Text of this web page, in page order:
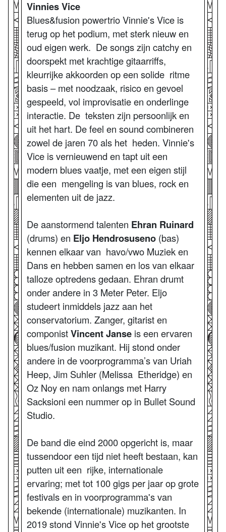
Vinnies Vice
Blues&fusion powertrio Vinnie's Vice is
terug op het podium, met sterk nieuw en
oud eigen werk. De songs zijn catchy en
doorspekt met krachtige gitaarriffs,
kleurrijke akkoorden op een solide ritme
basis – met noodzaak, risico en gevoel
gespeeld, vol improvisatie en onderlinge
interactie. De teksten zijn persoonlijk en
uit het hart. De feel en sound combineren
zowel de jaren 70 als het heden. Vinnie's
Vice is vernieuwend en tapt uit een
modern blues vaatje, met een eigen stijl
die een mengeling is van blues, rock en
elementen uit de jazz.
De aanstormend talenten Ehran Ruinard
(drums) en Eljo Hendrosuseno (bas)
kennen elkaar van havo/vwo Muziek en
Dans en hebben samen en los van elkaar
talloze optredens gedaan. Ehran drumt
onder andere in 3 Meter Peter. Eljo
studeert inmiddels jazz aan het
conservatorium. Zanger, gitarist en
componistVincent Janse is een ervaren
blues/fusion muzikant. Hij stond onder
andere in de voorprogramma’s van Uriah
Heep, Jim Suhler (Melissa Etheridge) en
Oz Noy en nam onlangs met Harry
Sacksioni een nummer op in Bullet Sound
Studio.
De band die eind 2000 opgericht is, maar
tussendoor een tijd niet heeft bestaan, kan
putten uit een rijke, internationale
ervaring; met tot 100 gigs per jaar op grote
festivals en in voorprogramma's van
bekende (internationale) muzikanten. In
2019 stond Vinnie's Vice op het grootste